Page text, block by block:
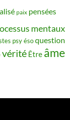
paix pensées
mentaux
psy ésoquestion
vérité Être âme